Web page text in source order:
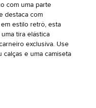
com uma parte
destaca com
estilo retrô, esta
tira elástica
exclusiva. Use
e uma camiseta